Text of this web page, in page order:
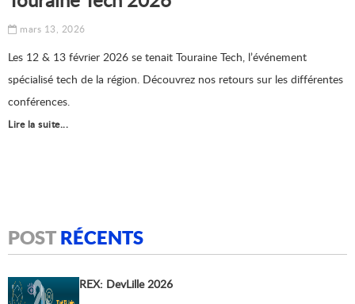
mars 13, 2026
Les 12 & 13 février 2026 se tenait Touraine Tech, l’événement
spécialisé tech de la région. Découvrez nos retours sur les différentes
conférences.
Lire la suite...
POST RÉCENTS
REX: DevLille 2026